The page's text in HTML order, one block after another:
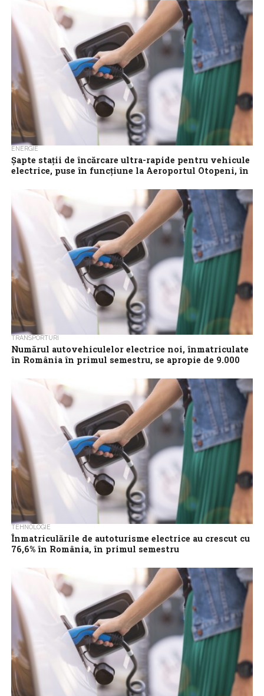
din vânzările de hibride plug-in noi în Europa, deoarece
producătorii auto din...
ENERGIE
Șapte stații de încărcare ultra-rapide pentru vehicule
electrice, puse în funcțiune la Aeroportul Otopeni, în
PPC Blue România a pus în funcțiune cele șapte stații de
încărcare ultra-rapide pentru vehicule electrice, instalate în
incinta Aeroportului Internațional Henri...
TRANSPORTURI
Numărul autovehiculelor electrice noi, înmatriculate
în România în primul semestru, se apropie de 9.000
mașinilor noi înmatriculate în România, în luna iunie, până la un
volum de 2.264...
TEHNOLOGIE
Înmatriculările de autoturisme electrice au crescut cu
76,6% în România, în primul semestru
0,3%, în primele șase luni ale acestui an, comparativ cu anul 2025,
marjă...